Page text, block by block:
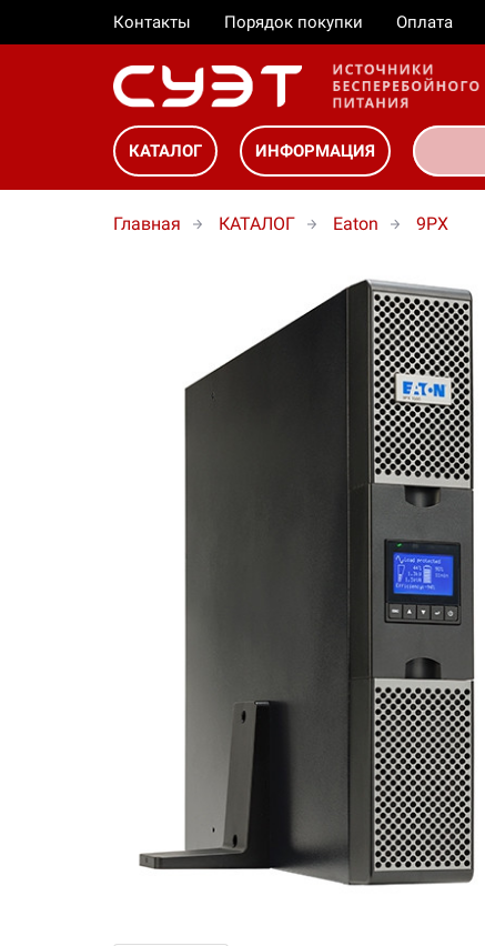
Контакты Порядок покупки Оплата
КАТАЛОГ ИНФОРМАЦИЯ
Главная КАТАЛОГ Eaton 9PX